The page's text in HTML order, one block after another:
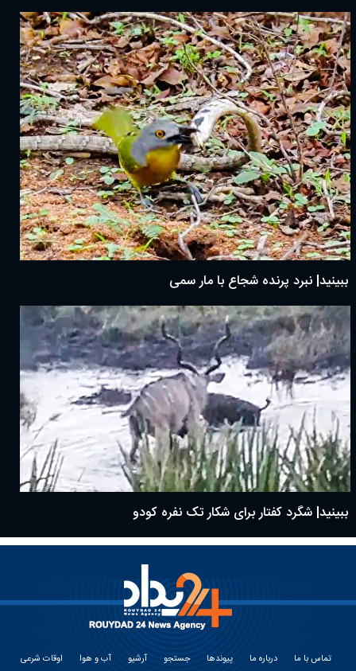
ببینید| نبرد پرنده شجاع با مار سمی
ببینید| شگرد کفتار برای شکار تک نفره کودو
تماس با ما درباره ما پیوندها جستجو آرشیو آب و هوا اوقات شرعی